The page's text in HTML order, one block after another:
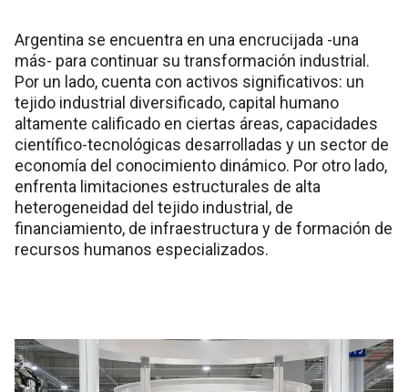
Argentina se encuentra en una encrucijada -una
más- para continuar su transformación industrial.
Por un lado, cuenta con activos significativos: un
tejido industrial diversificado, capital humano
altamente calificado en ciertas áreas, capacidades
científico-tecnológicas desarrolladas y un sector de
economía del conocimiento dinámico. Por otro lado,
enfrenta limitaciones estructurales de alta
heterogeneidad del tejido industrial, de
financiamiento, de infraestructura y de formación de
recursos humanos especializados.